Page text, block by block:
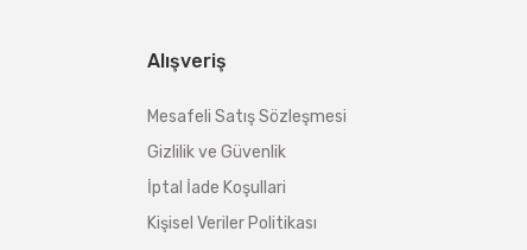
Alışveriş
Mesafeli Satış Sözleşmesi
Gizlilik ve Güvenlik
İptal İade Koşullari
Kişisel Veriler Politikası